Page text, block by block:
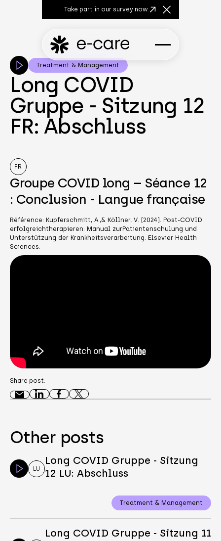
Take part in our survey now.
Close
Treatment & Management
Long COVID
Gruppe - Sitzung 12
FR: Abschluss
FR
Groupe COVID long – Séance 12
: Conclusion - Langue française
Référence: Kupferschmitt, A.,& Köllner, V. (2024). Post-COVID
erfolgreichtherapieren: Manual zurPatientenschulung und
Unterstützung der Krankheitsverarbeitung. Elsevier Health
Sciences.
Share post:
Other posts
LU
Long COVID Gruppe - Sitzung
12 LU: Abschluss
Treatment & Management
Long COVID Gruppe - Sitzung 11